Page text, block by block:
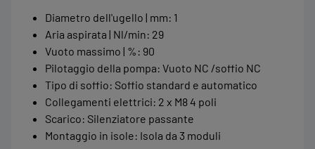
Diametro dell'ugello | mm: 1
Aria aspirata | Nl/min: 29
Vuoto massimo | % : 90
Pilotaggio della pompa: Vuoto NC /soffio NC
Tipo di soffio: Soffio standard e automatico
Collegamenti elettrici: 2 x M8 4 poli
Scarico: Silenziatore passante
Montaggio in isole: Isola da 3 moduli